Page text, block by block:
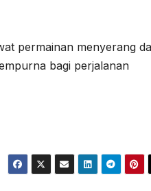
permainan menyerang
bagi perjalanan